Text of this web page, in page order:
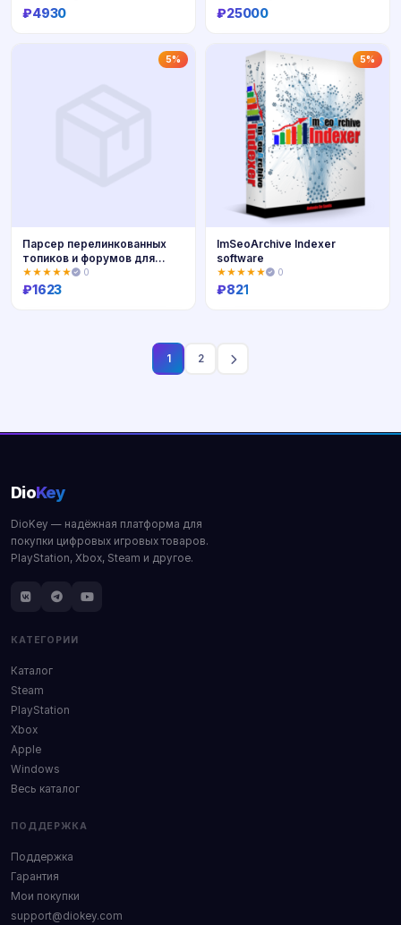
₽4930
Купить
₽25000
5%
Парсер перелинкованных
топиков и форумов для
хрумера
★★★★★ 0
₽1623
5%
ImSeoArchive Indexer
software
★★★★★ 0
₽821
1 2
DioKey
DioKey — надёжная платформа для
покупки цифровых игровых товаров.
PlayStation, Xbox, Steam и другое.
КАТЕГОРИИ
Каталог
Steam
PlayStation
Xbox
Apple
Windows
Весь каталог
ПОДДЕРЖКА
Поддержка
Гарантия
Мои покупки
support@diokey.com